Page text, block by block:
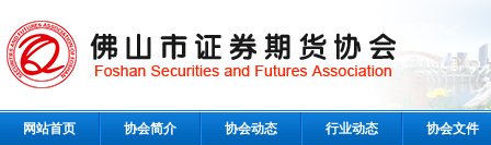
网站首页 协会简介 协会动态 行业动态 协会文件